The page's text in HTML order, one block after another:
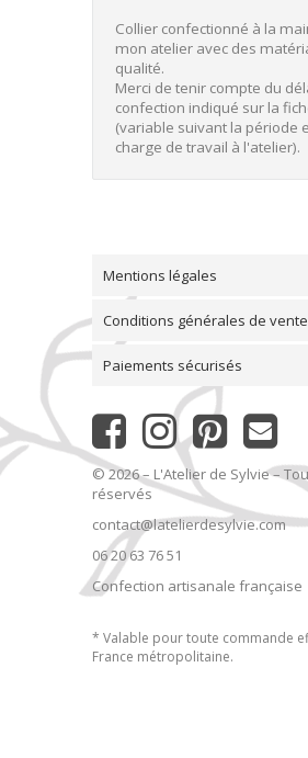
Collier confectionné à la
mon atelier avec des
qualité.
Merci de tenir compte du
confection indiqué sur la
(variable suivant la période
charge de travail à l'atelier).
Mentions légales
Conditions générales de vente
Paiements sécurisés
© 2026 – L'Atelier de Sylvie –
réservés
contact@latelierdesylvie.com
06 20 63 76 51
Confection artisanale française
* Valable pour toute commande
France métropolitaine.